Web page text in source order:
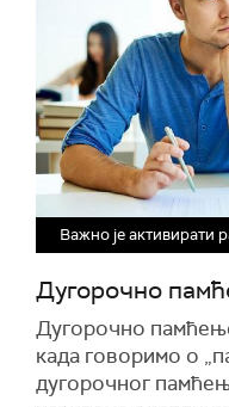
Важно је активирати
Дугорочно
Дугорочно
када говоримо о
дугорочног